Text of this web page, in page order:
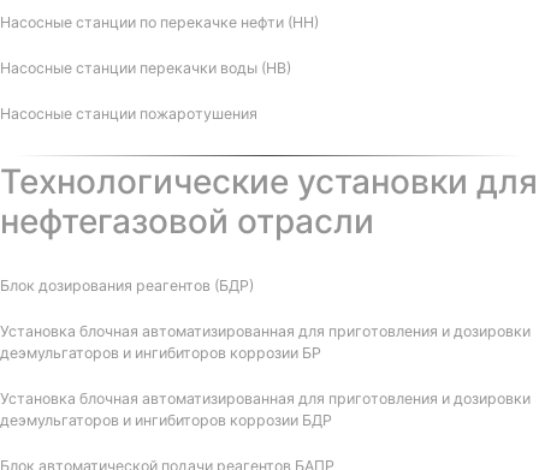
Насосные станции по перекачке нефти (НН)
Насосные станции перекачки воды (НВ)
Насосные станции пожаротушения
Технологические установки для
нефтегазовой отрасли
Блок дозирования реагентов (БДР)
Установка блочная автоматизированная для приготовления и дозировки
деэмульгаторов и ингибиторов коррозии БР
Установка блочная автоматизированная для приготовления и дозировки
деэмульгаторов и ингибиторов коррозии БДР
Блок автоматической подачи реагентов БАПР